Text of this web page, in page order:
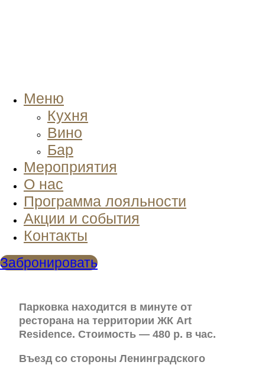
Меню
Кухня
Вино
Бар
Мероприятия
О нас
Программа лояльности
Акции и события
Контакты
Забронировать
Парковка находится в минуте от
ресторана на территории ЖК Art
Residence. Стоимость — 480 р. в час.
Въезд со стороны Ленинградского